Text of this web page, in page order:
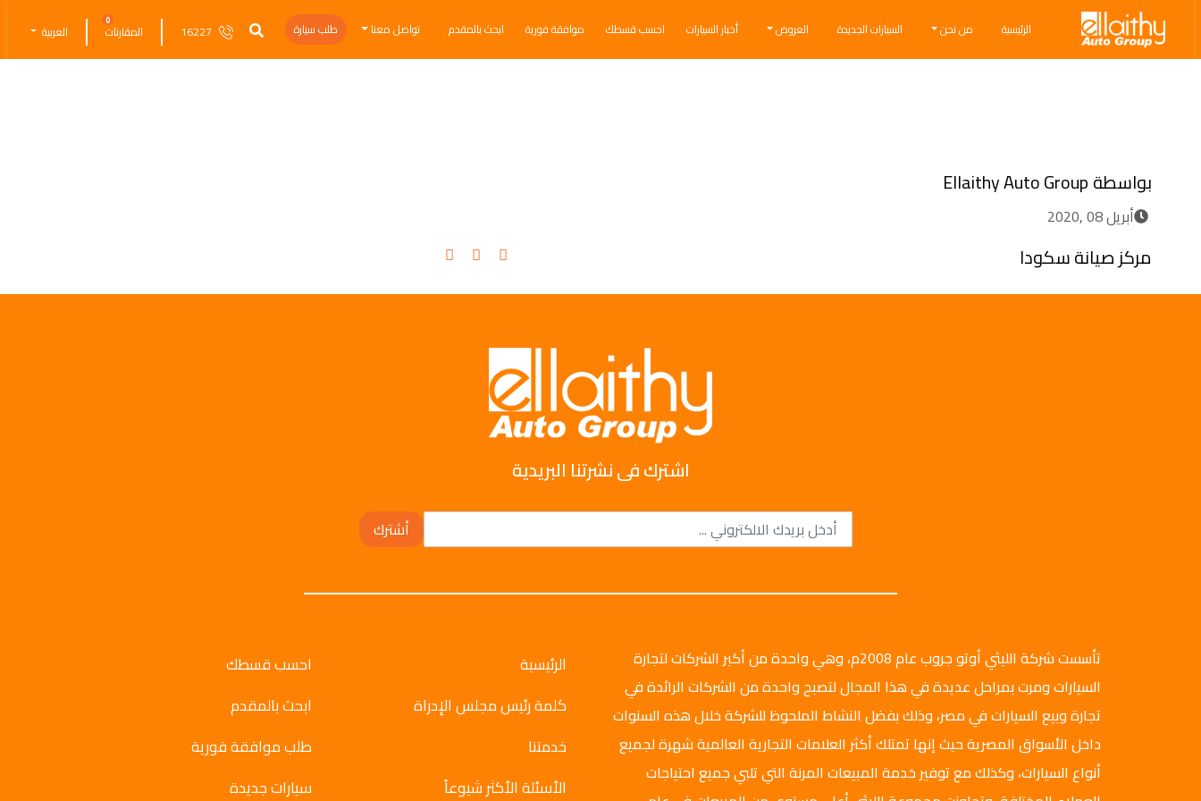
Ellaithy Auto Group
Breadcrumb navigation
الرئيسية من نحن السيارات الجديدة العروض أخبار السيارات احسب قسطك موافقة فورية ابحث بالمقدم تواصل معنا طلب سيارة 16227 المقارنات
0
العربية
بواسطةEllaithy Auto Group
أبريل 08 ,2020
مركز صيانة سكودا
اشترك فى نشرتنا البريدية
أشترك
تأسست شركة الليثي أوتو جروب عام 2008م، وهي واحدة من أكبر الشركات لتجارة
السيارات ومرت بمراحل عديدة في هذا المجال لتصبح واحدة من الشركات الرائدة في
تجارة وبيع السيارات في مصر، وذلك بفضل النشاط الملحوظ للشركة خلال هذه السنوات
داخل الأسواق المصرية حيث إنها تمتلك أكثر العلامات التجارية العالمية شهرة لجميع
أنواع السيارات، وكذلك مع توفير خدمة المبيعات المرنة التي تلبي جميع احتياجات
الرئيسية
كلمة رئيس مجلس الإدراة
خدمتنا
الأسئلة الأكثر شيوعاً
احسب قسطك
ابحث بالمقدم
طلب موافقة فورية
سيارات جديدة